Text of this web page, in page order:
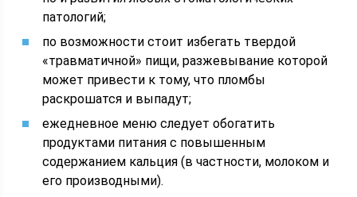
патологий;
по возможности стоит избегать твердой
«травматичной» пищи, разжевывание которой
может привести к тому, что пломбы
раскрошатся и выпадут;
ежедневное меню следует обогатить
продуктами питания с повышенным
содержанием кальция (в частности, молоком и
его производными).